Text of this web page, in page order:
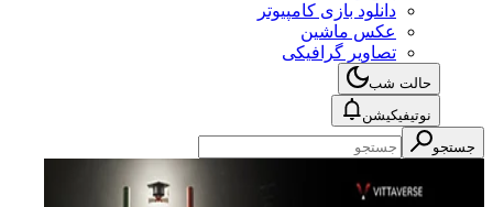
دانلود بازی کامپیوتر
عکس ماشین
تصاویر گرافیکی
حالت شب
نوتیفیکیشن
جستجو